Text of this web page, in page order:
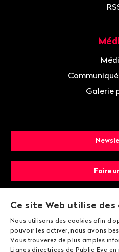
Galerie
Faire
Devenir
Ce site Web utilise des
Nous utilisons des cookies afin
pouvoir les activer, nous avons
Vous trouverez de plus amples
Lignes directrices de Public Eye